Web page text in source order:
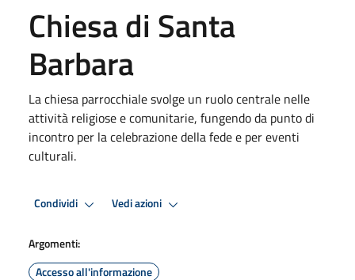
Chiesa di Santa
Barbara
La chiesa parrocchiale svolge un ruolo centrale nelle
attività religiose e comunitarie, fungendo da punto di
incontro per la celebrazione della fede e per eventi
culturali.
Condividi Vedi azioni
Argomenti:
Accesso all'informazione